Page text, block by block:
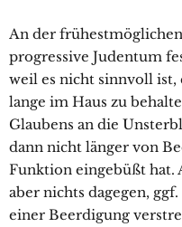
An der
progressive Judentum
weil es nicht sinnvoll
lange im Haus zu
Glaubens an die
dann nicht länger von
Funktion eingebüßt hat.
aber nichts dagegen,
einer Beerdigung